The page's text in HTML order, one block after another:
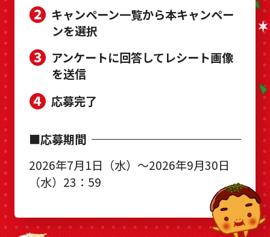
❷ キャンペーン一覧から本キャンペー
ンを選択
❸ アンケートに回答してレシート画像
を送信
❹ 応募完了
■応募期間
2026年7月1日（水）～2026年9月30日
（水）23：59